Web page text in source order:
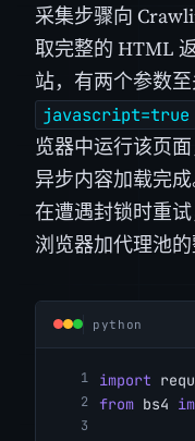
采集步骤向
取完整的 HTML
站，有两个参数
javascript=true
览器中运行该页面
异步内容加载完
在遭遇封锁时重
浏览器加代理池的
python
import
from bs4